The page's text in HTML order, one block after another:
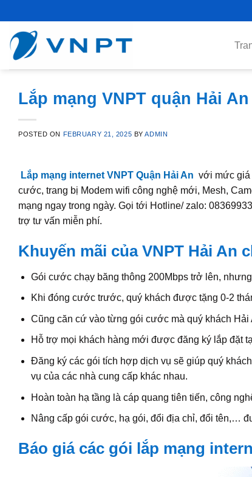
to
content
Lắp mạng VNPT quận Hải
POSTED ON FEBRUARY 21, 2025 BYADMIN
Lắp mạng internet VNPT Quận Hải An với mức giá
cước, trang bị Modem wifi công nghệ mới, Mesh,
mạng ngay trong ngày. Gọi tới Hotline/ zalo:
trợ tư vấn miễn phí.
Khuyến mãi của VNPT Hải An
Gói cước chạy băng thông 200Mbps trở lên,
Khi đóng cước trước, quý khách được tặng 0-2
Cũng căn cứ vào từng gói cước mà quý khách
Hỗ trợ mọi khách hàng mới được đăng ký lắp đặt
Đăng ký các gói tích hợp dịch vụ sẽ giúp quý
vụ của các nhà cung cấp khác nhau.
Hoàn toàn hạ tầng là cáp quang tiên tiến, công
Nâng cấp gói cước, hạ gói, đổi địa chỉ, đổi tên,…
Báo giá các gói lắp mạng